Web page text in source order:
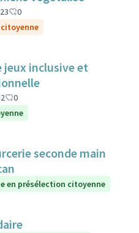
23
0
jeux inclusive et
2
0
seconde main
en présélection citoyenne